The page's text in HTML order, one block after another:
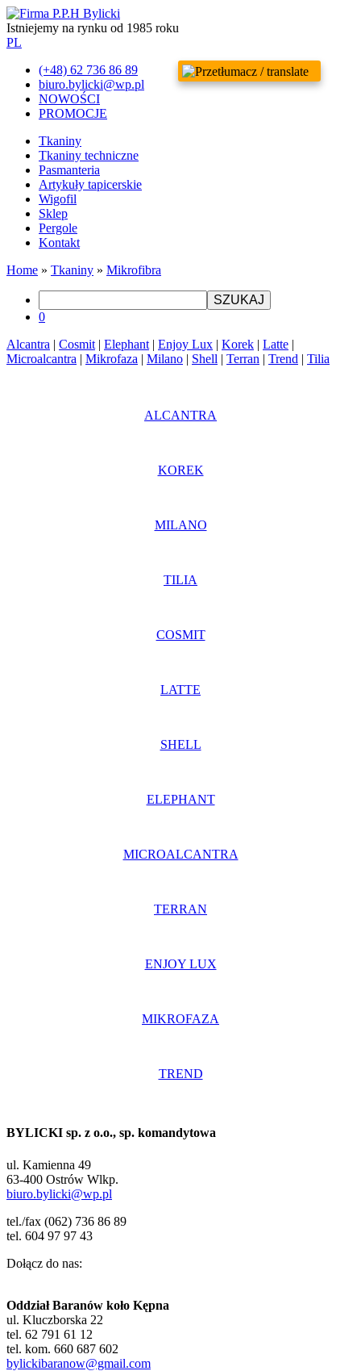
Istniejemy na rynku od 1985 roku
PL
(+48) 62 736 86 89
biuro.bylicki@wp.pl
NOWOŚCI
PROMOCJE
Tkaniny
Tkaniny techniczne
Pasmanteria
Artykuły tapicerskie
Wigofil
Sklep
Pergole
Kontakt
Home » Tkaniny » Mikrofibra
SZUKAJ
0
Alcantra | Cosmit | Elephant | Enjoy Lux | Korek | Latte |
Microalcantra | Mikrofaza | Milano | Shell | Terran | Trend | Tilia
ALCANTRA
KOREK
MILANO
TILIA
COSMIT
LATTE
SHELL
ELEPHANT
MICROALCANTRA
TERRAN
ENJOY LUX
MIKROFAZA
TREND
BYLICKI sp. z o.o., sp. komandytowa
ul. Kamienna 49
63-400 Ostrów Wlkp.
biuro.bylicki@wp.pl
tel./fax (062) 736 86 89
tel. 604 97 97 43
Dołącz do nas:
Oddział Baranów koło Kępna
ul. Kluczborska 22
tel. 62 791 61 12
tel. kom. 660 687 602
bylickibaranow@gmail.com